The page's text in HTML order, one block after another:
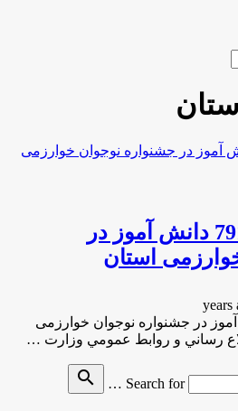
شرکت 24 هزار و791 دانش آموز در
استان
و791 دانش آموز در جشنواره نوجوان خوارزمی
رساني و روابط عمومي وزارت …
Search for
search